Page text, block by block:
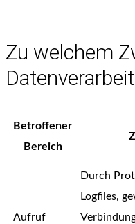
Zu welchem
Betroffener
Bereich
Aufruf
Durch
Logfiles,